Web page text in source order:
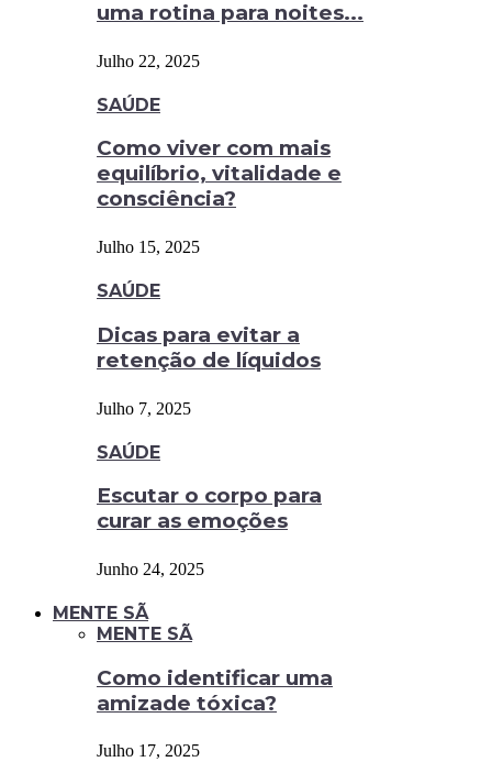
uma rotina para noites...
Julho 22, 2025
SAÚDE
Como viver com mais
equilíbrio, vitalidade e
consciência?
Julho 15, 2025
SAÚDE
Dicas para evitar a
retenção de líquidos
Julho 7, 2025
SAÚDE
Escutar o corpo para
curar as emoções
Junho 24, 2025
MENTE SÃ
MENTE SÃ
Como identificar uma
amizade tóxica?
Julho 17, 2025